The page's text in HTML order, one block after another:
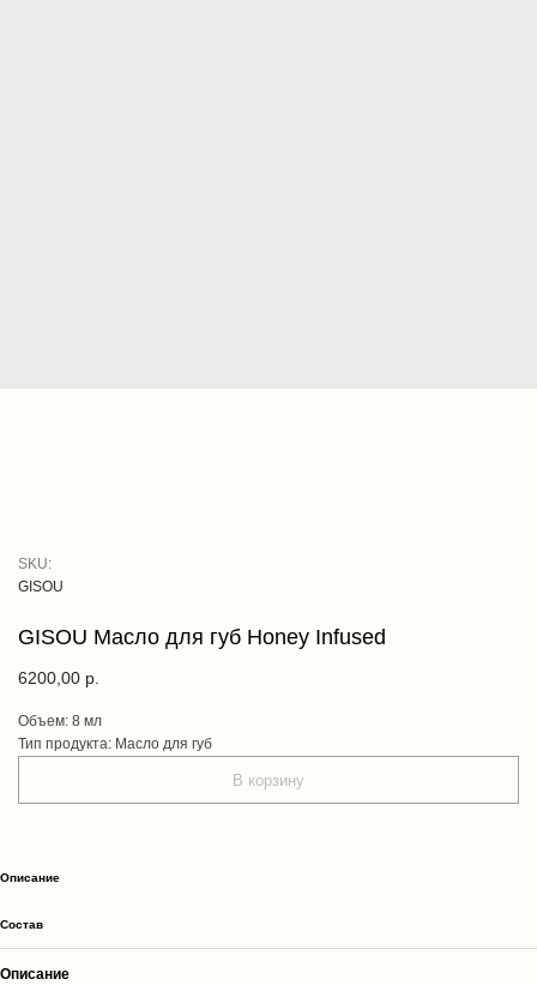
GISOU Масло для губ Honey Infused
GISOU
SKU:
6200,00 р.
В корзину
Объем: 8 мл
Тип продукта: Масло для губ
Описание
Состав
Описание